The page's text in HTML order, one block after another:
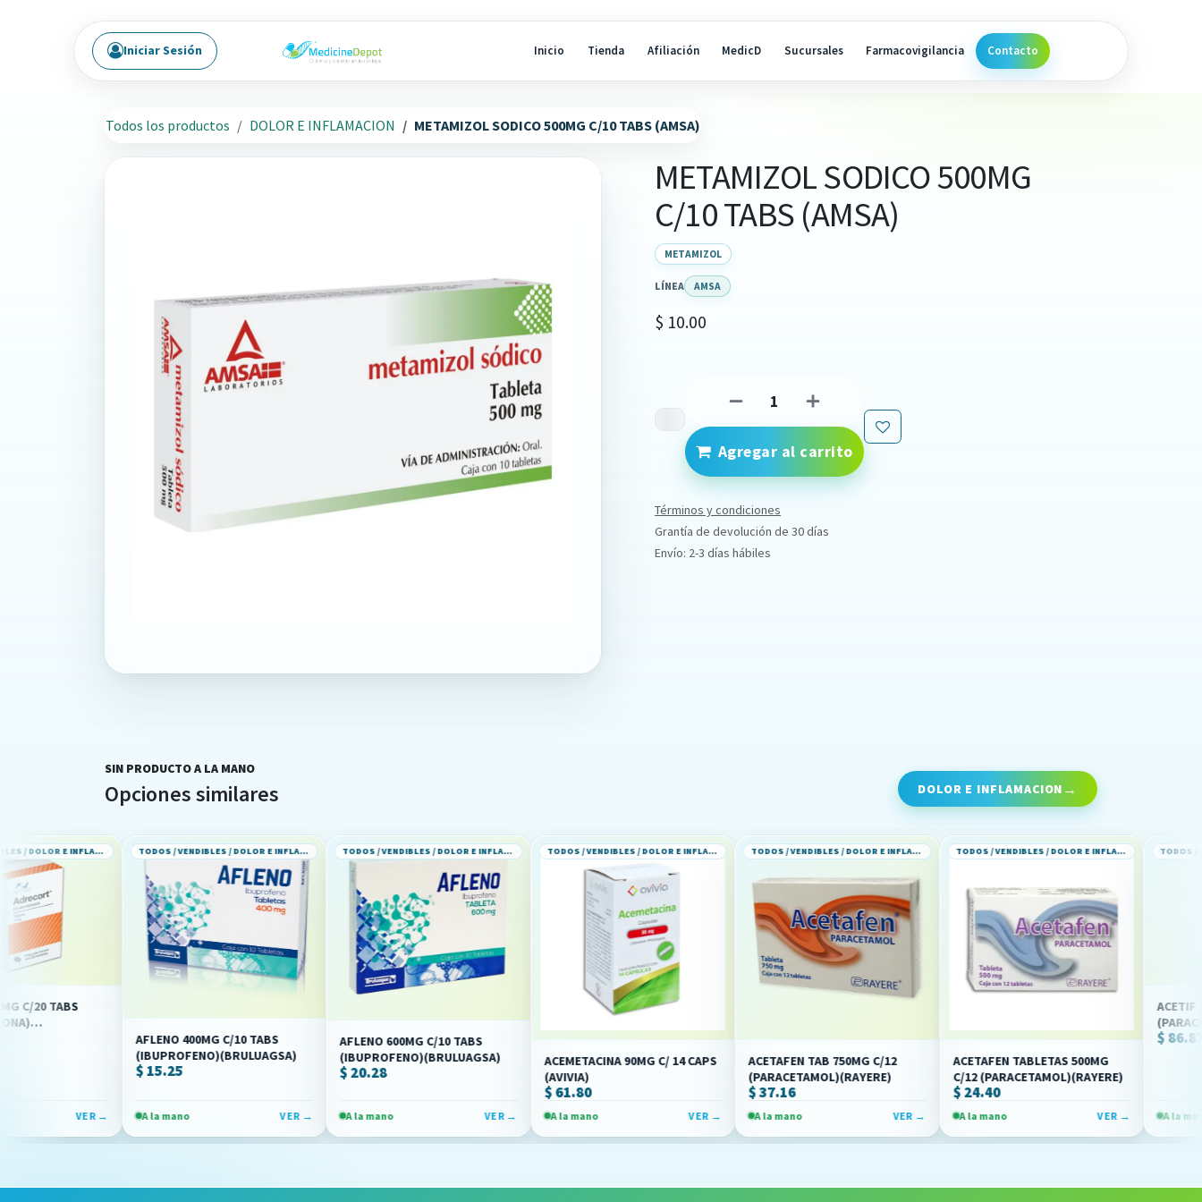
Inicio Tienda Afiliación MedicD Sucursales Farmacovigilancia Contacto
Iniciar Sesión
Todos los productos DOLOR E INFLAMACION METAMIZOL SODICO 500MG C/10 TABS (AMSA)
METAMIZOL SODICO 500MG
C/10 TABS (AMSA)
METAMIZOL
LÍNEA AMSA
$ 10.00
Agregar al carrito
Términos y condiciones
Grantía de devolución de 30 días
Envío: 2-3 días hábiles
SIN PRODUCTO A LA MANO
Opciones similares DOLOR E INFLAMACION
TODOS / VENDIBLES / DOLOR E INFLAMACION TODOS / VENDIBLES / DOLOR E INFLAMACION
AFLENO 400MG C/10 TABS
(IBUPROFENO)(BRULUAGSA)
A la mano
TODOS / VENDIBLES / DOLOR E INFLAMACION
AFLENO 600MG C/10 TABS
(IBUPROFENO)(BRULUAGSA)
A la mano
TODOS / VENDIBLES / DOLOR E INFLAMACION
ACEMETACINA 90MG C/ 14 CAPS
A la mano
TODOS / VENDIBLES / DOLOR E INFLAMACION
ACETAFEN TAB 750MG C/12
(PARACETAMOL)(RAYERE)
A la mano
TODOS / VENDIBLES / DOLOR E INFLAMACION
ACETAFEN TABLETAS 500MG
C/12 (PARACETAMOL)(RAYERE)
A la mano
ACETIF SI SOL INY
$ 86.87
A la mano